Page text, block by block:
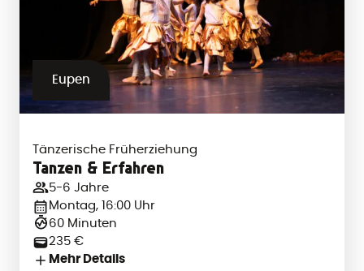
Eupen
Tänzerische Früherziehung
Tanzen & Erfahren
5-6 Jahre
Montag, 16:00 Uhr
60 Minuten
235 €
Mehr Details